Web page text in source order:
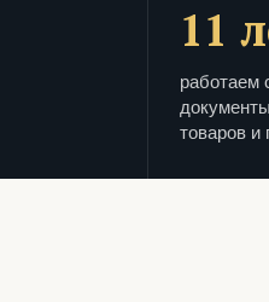
11
работаем
товаров и